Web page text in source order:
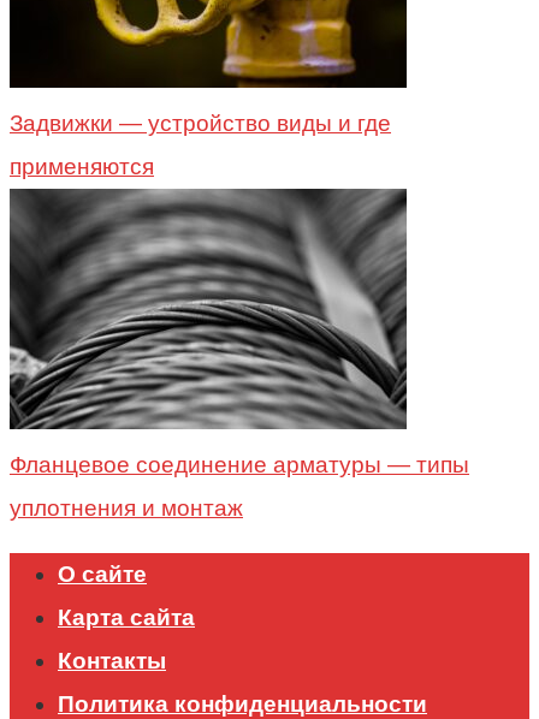
Задвижки — устройство виды и где
применяются
Фланцевое соединение арматуры — типы
уплотнения и монтаж
О сайте
Карта сайта
Контакты
Политика конфиденциальности